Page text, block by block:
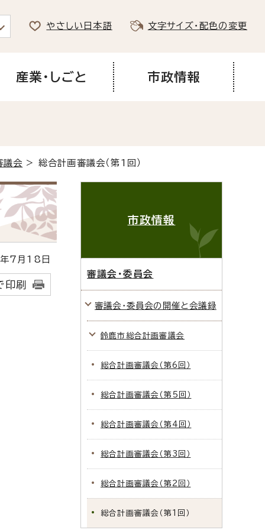
やさしい日本語 文字サイズ・配色の変更
産業・しごと 市政情報
議会 > 総合計画審議会（第1回）
7月18日
印刷
市政情報
審議会・委員会
審議会・委員会の開催と会議録
鈴鹿市総合計画審議会
総合計画審議会（第6回）
総合計画審議会（第5回）
総合計画審議会（第4回）
総合計画審議会（第3回）
総合計画審議会（第2回）
総合計画審議会（第1回）